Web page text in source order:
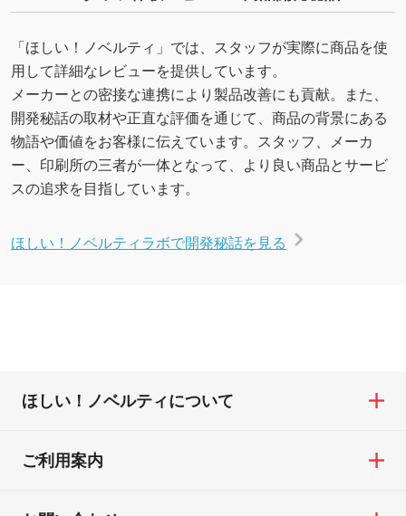
「ほしい！ノベルティ」では、スタッフが実際に商品を使
用して詳細なレビューを提供しています。
メーカーとの密接な連携により製品改善にも貢献。また、
開発秘話の取材や正直な評価を通じて、商品の背景にある
物語や価値をお客様に伝えています。スタッフ、メーカ
ー、印刷所の三者が一体となって、より良い商品とサービ
スの追求を目指しています。
ほしい！ノベルティラボで開発秘話を見る
ほしい！ノベルティについて
ご利用案内